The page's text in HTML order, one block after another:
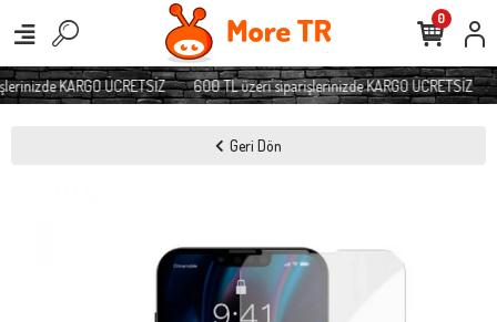
KARGO ÜCRETSİZ 600 TL üzeri siparişlerinizde KARGO ÜCRETSİZ
0
Geri Dön